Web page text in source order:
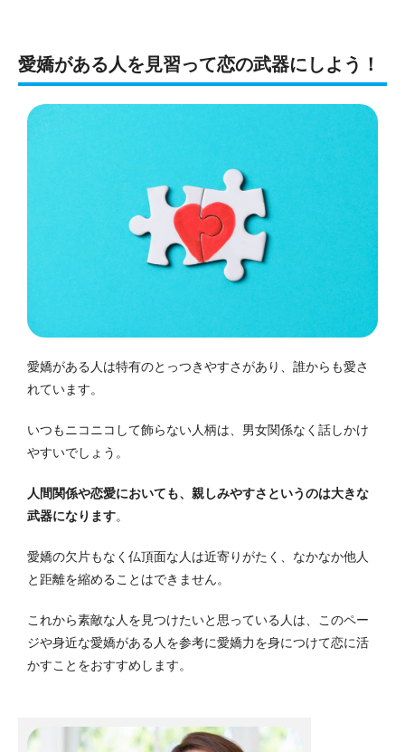
愛嬌がある人を見習って恋の武器にしよう！
愛嬌がある人は特有のとっつきやすさがあり、誰からも愛さ
れています。
いつもニコニコして飾らない人柄は、男女関係なく話しかけ
やすいでしょう。
人間関係や恋愛においても、親しみやすさというのは大きな
武器になります。
愛嬌の欠片もなく仏頂面な人は近寄りがたく、なかなか他人
と距離を縮めることはできません。
これから素敵な人を見つけたいと思っている人は、このペー
ジや身近な愛嬌がある人を参考に愛嬌力を身につけて恋に活
かすことをおすすめします。